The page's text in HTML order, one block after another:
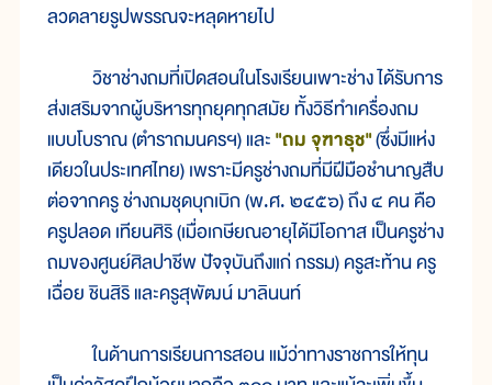
ลวดลายรูปพรรณจะหลุดหายไป
วิชาช่างถมที่เปิดสอนในโรงเรียนเพาะช่าง ได้รับการ
ส่งเสริมจากผู้บริหารทุกยุคทุกสมัย ทั้งวิธีทำเครื่องถม
แบบโบราณ (ตำราถมนครฯ) และ"ถม จุฑาธุช"(ซึ่งมีแห่ง
เดียวในประเทศไทย) เพราะมีครูช่างถมที่มีฝีมือชำนาญสืบ
ต่อจากครู ช่างถมชุดบุกเบิก (พ.ศ. ๒๔๕๖) ถึง ๔ คน คือ
ครูปลอด เทียนศิริ (เมื่อเกษียณอายุได้มีโอกาส เป็นครูช่าง
ถมของศูนย์ศิลปาชีพ ปัจจุบันถึงแก่ กรรม) ครูสะท้าน ครู
เฉื่อย ชินสิริ และครูสุพัฒน์ มาลินนท์
ในด้านการเรียนการสอน แม้ว่าทางราชการให้ทุน